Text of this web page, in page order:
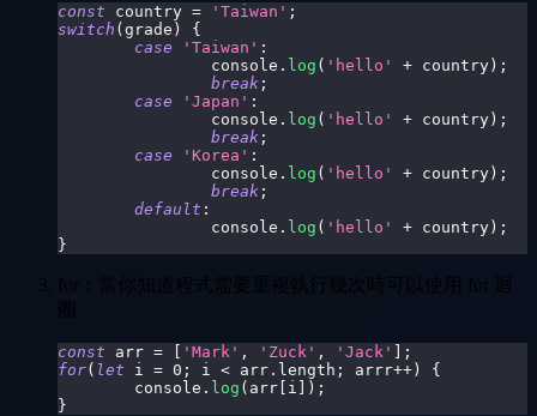
const country = 'Taiwan' ;
switch ( grade )
{
case
'Taiwan' :
console . log ( 'hello' + country ) ;
break ;
case
'Japan' :
console . log ( 'hello' + country ) ;
break ;
case
'Korea' :
console . log ( 'hello' + country ) ;
break ;
default :
console . log ( 'hello' + country ) ;
}
for：當你知道程式需要重複執行幾次時可以使用 for 迴
圈
const arr = 'Mark' , 'Zuck' , 'Jack'
;
for( let i = 0 ; i < arr . length ; arrr++ )
{
console . log ( arr i ) ;
}